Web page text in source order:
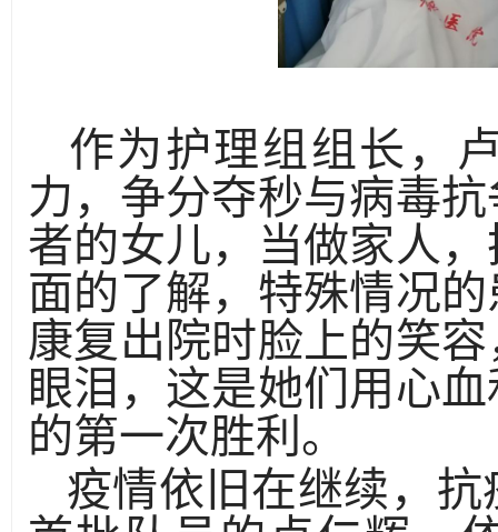
作为护理组组长，
力，争分夺秒与病毒
者的女儿，当做家人
面的了解，特殊情况
康复出院时脸上的笑
眼泪，这是她们用心
的第一次胜利。
疫情依旧在继续，